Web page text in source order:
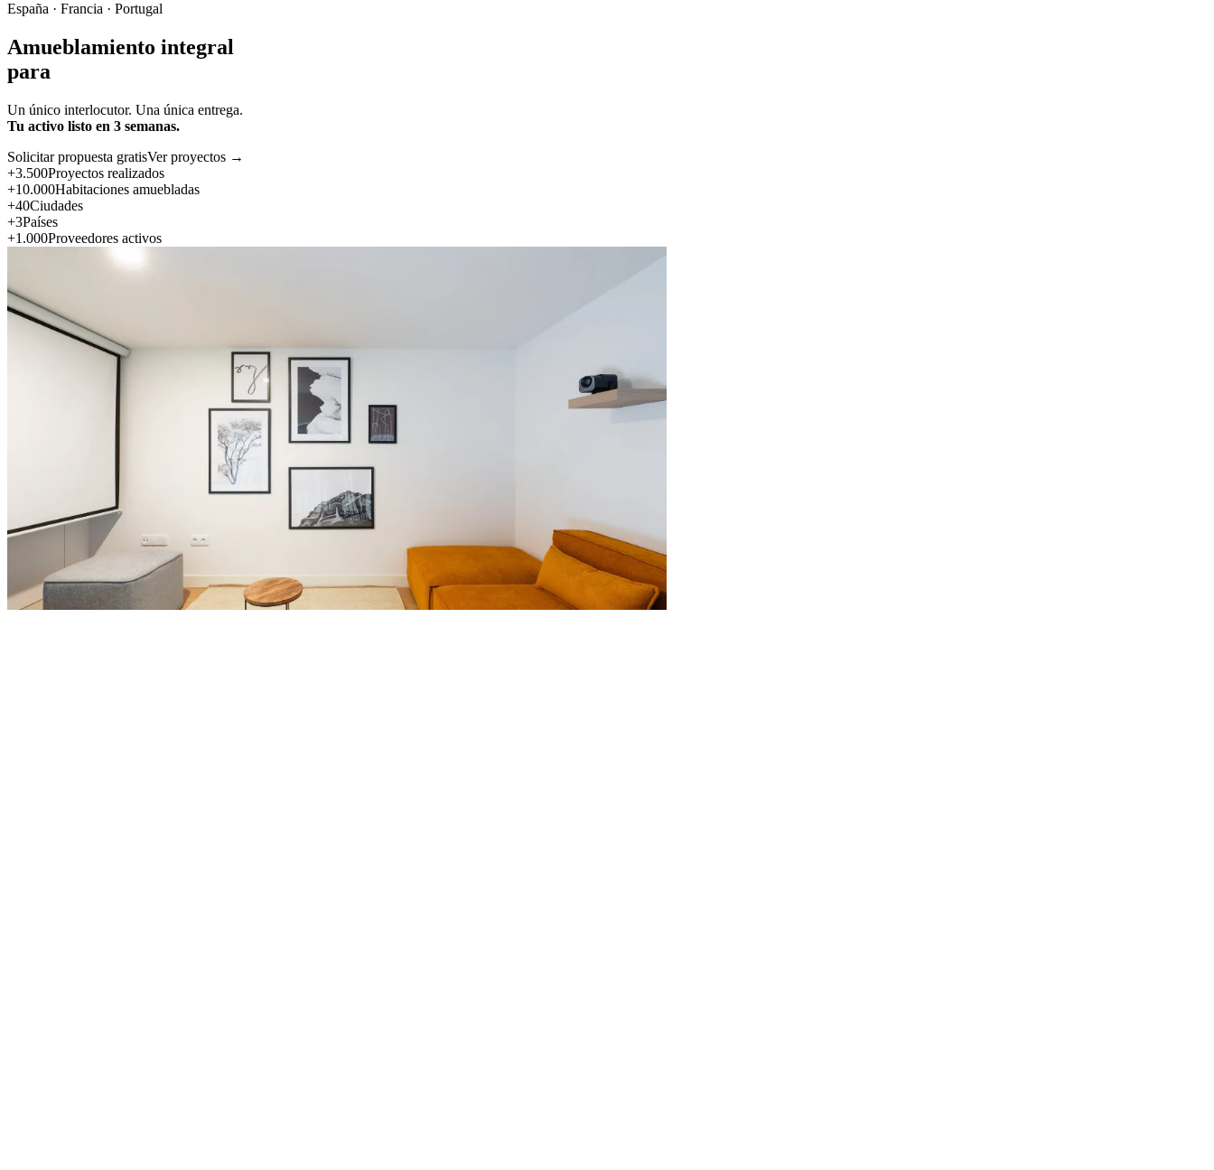
España · Francia · Portugal
Amueblamiento integral
para
Un único interlocutor. Una única entrega.
Tu activo listo en 3 semanas.
Solicitar propuesta gratisVer proyectos →
+3.500Proyectos realizados
+10.000Habitaciones amuebladas
+40Ciudades
+3Países
+1.000Proveedores activos